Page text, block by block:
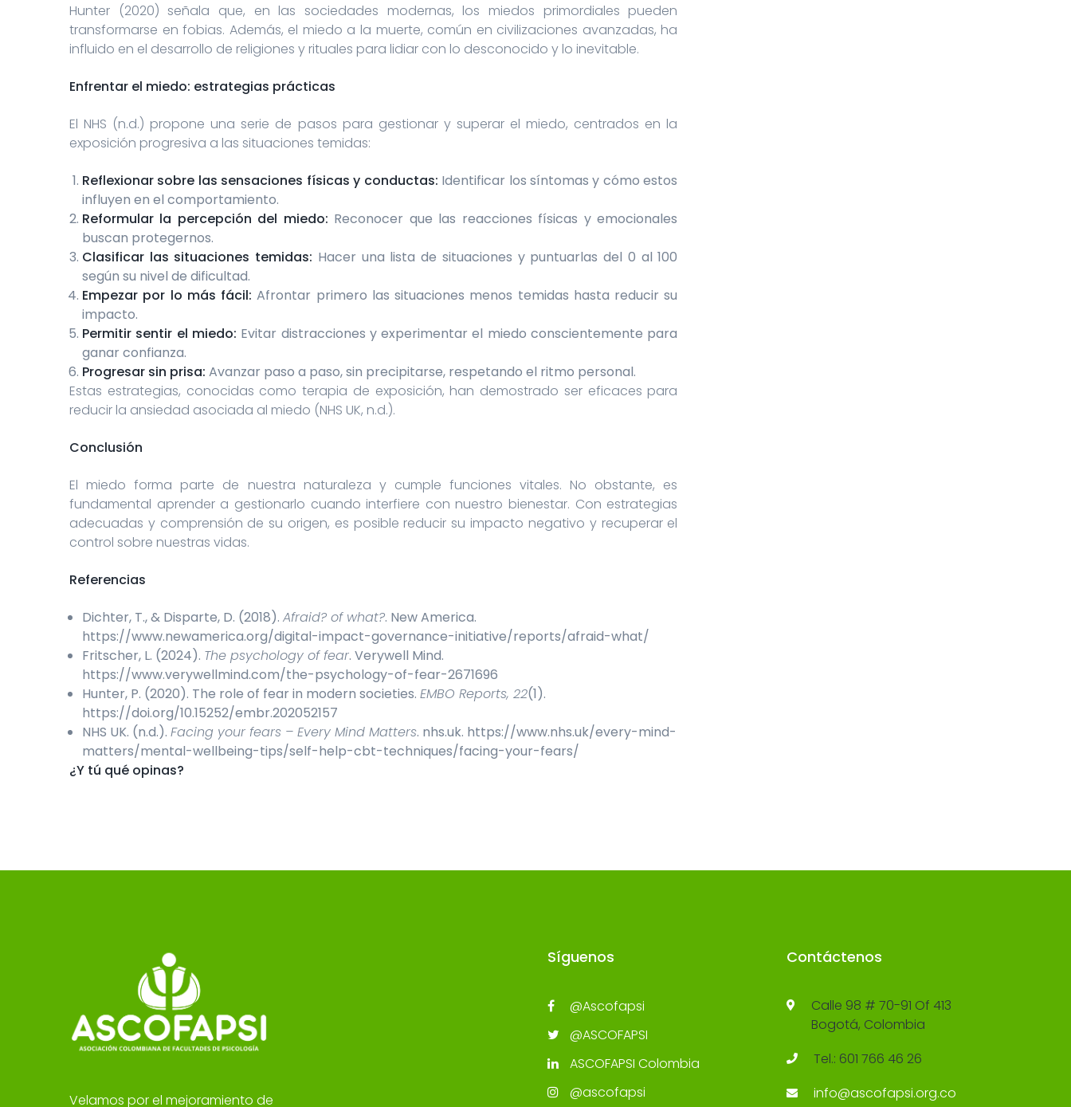
Hunter (2020) señala que, en las sociedades modernas, los miedos primordiales pueden
transformarse en fobias. Además, el miedo a la muerte, común en civilizaciones avanzadas, ha
influido en el desarrollo de religiones y rituales para lidiar con lo desconocido y lo inevitable.
Enfrentar el miedo: estrategias prácticas
El NHS (n.d.) propone una serie de pasos para gestionar y superar el miedo, centrados en la
exposición progresiva a las situaciones temidas:
Reflexionar sobre las sensaciones físicas y conductas: Identificar los síntomas y cómo estos
influyen en el comportamiento.
Reformular la percepción del miedo: Reconocer que las reacciones físicas y emocionales
buscan protegernos.
Clasificar las situaciones temidas: Hacer una lista de situaciones y puntuarlas del 0 al 100
según su nivel de dificultad.
Empezar por lo más fácil: Afrontar primero las situaciones menos temidas hasta reducir su
impacto.
Permitir sentir el miedo: Evitar distracciones y experimentar el miedo conscientemente para
ganar confianza.
Progresar sin prisa: Avanzar paso a paso, sin precipitarse, respetando el ritmo personal.
Estas estrategias, conocidas como terapia de exposición, han demostrado ser eficaces para
reducir la ansiedad asociada al miedo (NHS UK, n.d.).
Conclusión
El miedo forma parte de nuestra naturaleza y cumple funciones vitales. No obstante, es
fundamental aprender a gestionarlo cuando interfiere con nuestro bienestar. Con estrategias
adecuadas y comprensión de su origen, es posible reducir su impacto negativo y recuperar el
control sobre nuestras vidas.
Referencias
Dichter, T., & Disparte, D. (2018). Afraid? of what?. New America.
https://www.newamerica.org/digital-impact-governance-initiative/reports/afraid-what/
Fritscher, L. (2024). The psychology of fear. Verywell Mind.
https://www.verywellmind.com/the-psychology-of-fear-2671696
Hunter, P. (2020). The role of fear in modern societies. EMBO Reports, 22(1).
https://doi.org/10.15252/embr.202052157
NHS UK. (n.d.). Facing your fears – Every Mind Matters. nhs.uk. https://www.nhs.uk/every-mind-
matters/mental-wellbeing-tips/self-help-cbt-techniques/facing-your-fears/
¿Y tú qué opinas?
Velamos por el mejoramiento de
Síguenos
@Ascofapsi
@ASCOFAPSI
ASCOFAPSI Colombia
@ascofapsi
Contáctenos
Calle 98 # 70-91 Of 413
Bogotá, Colombia
Tel.: 601 766 46 26
info@ascofapsi.org.co